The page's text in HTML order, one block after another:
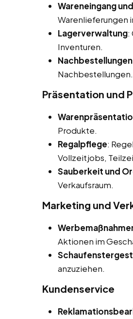
Wareneingang
Warenlieferungen
Lagerverwaltung:
Inventuren.
Nachbestellungen
Nachbestellungen.
Präsentation und
Produkte.
Regalpflege:
Vollzeitjobs,
Sauberkeit und
Verkaufsraum.
Marketing und
Aktionen im
anzuziehen.
Kundenservice